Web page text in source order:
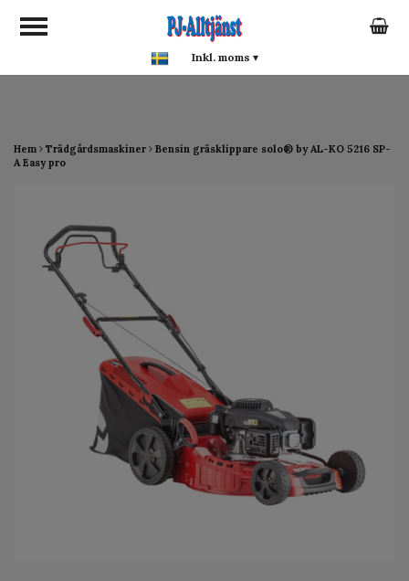
google-site-verification:
google0142a1f5f0015a93.html
Hem Trädgårdsmaskiner
Bensin gräsklippare solo® by AL-KO 5216 SP-
A Easy pro
Inkl. moms ▾